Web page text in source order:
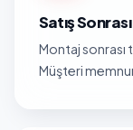
Satış
Montaj sonrası
Müşteri